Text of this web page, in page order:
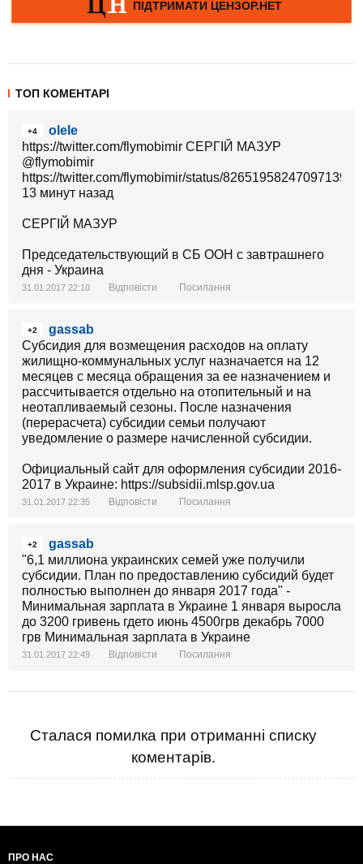
ТОП КОМЕНТАРІ
+4
olele
https://twitter.com/flymobimir СЕРГІЙ МАЗУР
https://twitter.com/flymobimir/status/826519582470971392
13 минут назад
СЕРГІЙ МАЗУР
Председательствующий​ в СБ ООН с завтрашнего
дня - Украина
31.01.2017 22:10 Відповісти Посилання
+2
gassab
Субсидия для возмещения расходов на оплату
жилищно-коммунальных услуг назначается на 12
месяцев с месяца обращения за ее назначением и
рассчитывается отдельно на отопительный и на
неотапливаемый сезоны. После назначения
(перерасчета) субсидии семьи получают
уведомление о размере начисленной субсидии.
Официальный сайт для оформления субсидии 2016-
2017 в Украине: https://subsidii.mlsp.gov.ua
31.01.2017 22:35 Відповісти Посилання
+2
gassab
"6,1 миллиона украинских семей уже получили
субсидии. План по предоставлению субсидий будет
полностью выполнен до января 2017 года" -
Минимальная зарплата в Украине 1 января выросла
до 3200 гривень гдето июнь 4500грв декабрь 7000
грв Минимальная зарплата в Украине
31.01.2017 22:49 Відповісти Посилання
Сталася помилка при отриманні списку
коментарів.
ПРО НАС